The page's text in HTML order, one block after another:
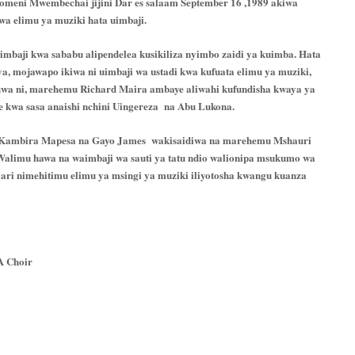
elimu ya muziki hata uimbaji.
kwa sababu alipendelea kusikiliza nyimbo zaidi ya kuimba. Hata
mojawapo ikiwa ni uimbaji wa ustadi kwa kufuata elimu ya muziki,
ni, marehemu Richard Maira ambaye aliwahi kufundisha kwaya ya
sasa anaishi nchini Uingereza na Abu Lukona.
Mapesa na Gayo James wakisaidiwa na marehemu Mshauri
hawa na waimbaji wa sauti ya tatu ndio walionipa msukumo wa
nimehitimu elimu ya msingi ya muziki iliyotosha kwangu kuanza
Choir